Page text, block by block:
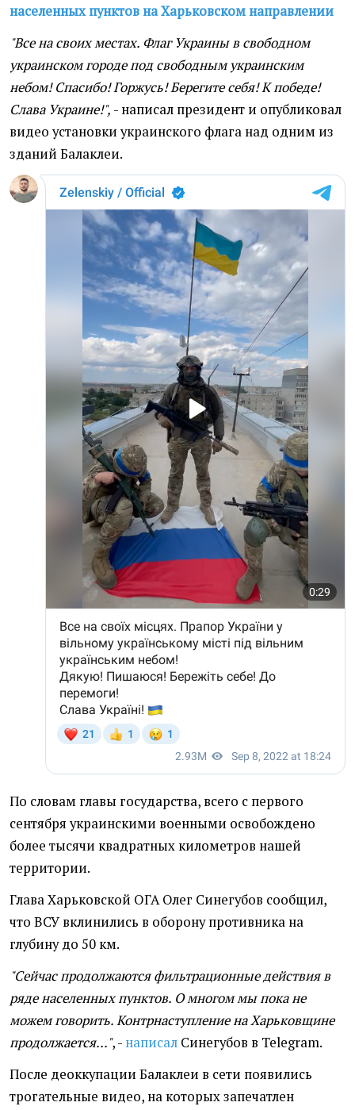
населенных пунктов на Харьковском направлении
"Все на своих местах. Флаг Украины в свободном
украинском городе под свободным украинским
небом! Спасибо! Горжусь! Берегите себя! К победе!
Слава Украине!", - написал президент и опубликовал
видео установки украинского флага над одним из
зданий Балаклеи.
По словам главы государства, всего с первого
сентября украинскими военными освобождено
более тысячи квадратных километров нашей
территории.
Глава Харьковской ОГА Олег Синегубов сообщил,
что ВСУ вклинились в оборону противника на
глубину до 50 км.
"Сейчас продолжаются фильтрационные действия в
ряде населенных пунктов. О многом мы пока не
можем говорить. Контрнаступление на Харьковщине
продолжается...", - написал Синегубов в Telegram.
После деоккупации Балаклеи в сети появились
трогательные видео, на которых запечатлен